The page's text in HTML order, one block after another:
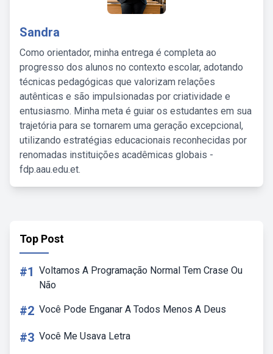
Sandra
Como orientador, minha entrega é completa ao
progresso dos alunos no contexto escolar, adotando
técnicas pedagógicas que valorizam relações
autênticas e são impulsionadas por criatividade e
entusiasmo. Minha meta é guiar os estudantes em sua
trajetória para se tornarem uma geração excepcional,
utilizando estratégias educacionais reconhecidas por
renomadas instituições acadêmicas globais -
fdp.aau.edu.et.
Top Post
#1 Voltamos A Programação Normal Tem Crase Ou
Não
#2 Você Pode Enganar A Todos Menos A Deus
#3 Você Me Usava Letra